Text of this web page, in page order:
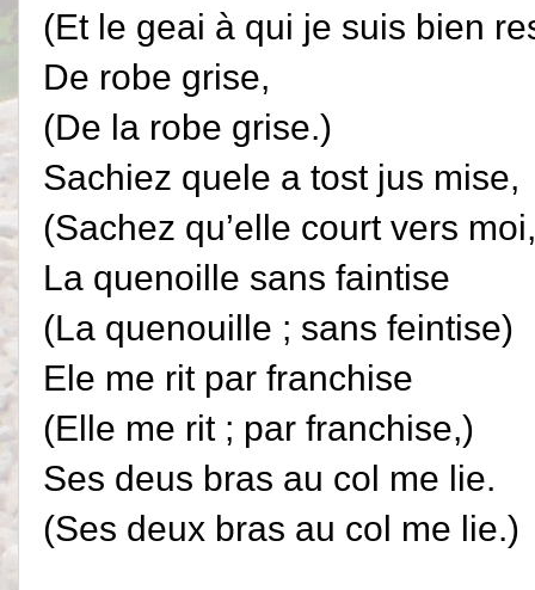
(Et le geai à qui je suis bien
De robe grise,
(De la robe grise.)
Sachiez quele a tost jus mise,
(Sachez qu’elle court vers
La quenoille sans faintise
(La quenouille ; sans feintise)
Ele me rit par franchise
(Elle me rit ; par franchise,)
Ses deus bras au col me lie.
(Ses deux bras au col me lie.)